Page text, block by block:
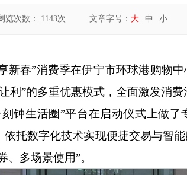
览次数： 1143次 文章字号： 大 中 小
新春”消费季在伊宁市环球港购物
”的多重优惠模式，全面激发消费
刻钟生活圈”平台在启动仪式上做
托数字化技术实现便捷交易与智
多场景使用”。